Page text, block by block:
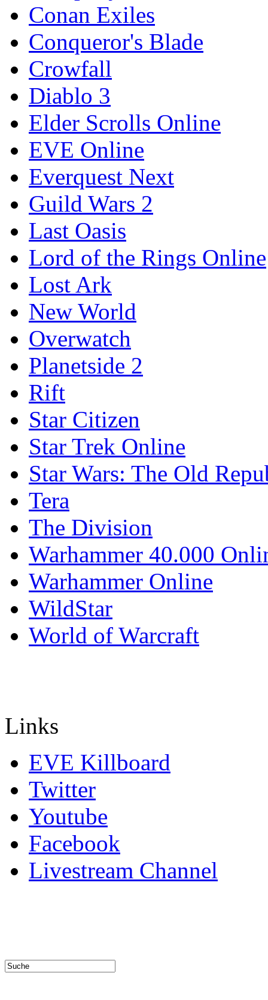
Conan Exiles
Conqueror's Blade
Crowfall
Diablo 3
Elder Scrolls Online
EVE Online
Everquest Next
Guild Wars 2
Last Oasis
Lord of the Rings Online
Lost Ark
New World
Overwatch
Planetside 2
Rift
Star Citizen
Star Trek Online
Star Wars: The Old
Tera
The Division
Warhammer 40.000
Warhammer Online
WildStar
World of Warcraft
Links
EVE Killboard
Twitter
Youtube
Facebook
Livestream Channel